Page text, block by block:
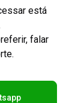
está
falar